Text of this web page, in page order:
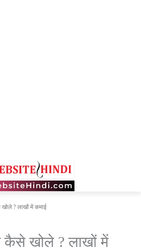
? लाखों में कमाई
कैसे खोले ? लाखों में